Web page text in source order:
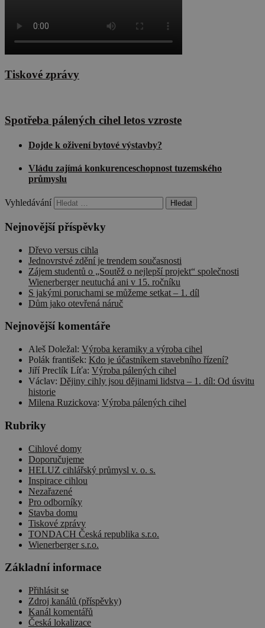
Tiskové zprávy
Spotřeba pálených cihel letos vzroste
Dojde k oživení bytové výstavby?
Vládu zajímá konkurenceschopnost tuzemského
průmyslu
Vyhledávání
Nejnovější příspěvky
Dřevo versus cihla
Jednovrstvé zdění je trendem současnosti
Zájem studentů o „Soutěž o nejlepší projekt“ společnosti
Wienerberger neutuchá ani v 15. ročníku
S jakými poruchami se můžeme setkat – 1. díl
Dům jako otevřená náruč
Nejnovější komentáře
Aleš Doležal: Výroba keramiky a výroba cihel
Polák františek: Kdo je účastníkem stavebního řízení?
Jiří Preclík Líťa: Výroba pálených cihel
Václav: Dějiny cihly jsou dějinami lidstva – 1. díl: Od úsvitu
historie
Milena Ruzickova: Výroba pálených cihel
Rubriky
Cihlové domy
Doporučujeme
HELUZ cihlářský průmysl v. o. s.
Inspirace cihlou
Nezařazené
Pro odborníky
Stavba domu
Tiskové zprávy
TONDACH Česká republika s.r.o.
Wienerberger s.r.o.
Základní informace
Přihlásit se
Zdroj kanálů (příspěvky)
Kanál komentářů
Česká lokalizace